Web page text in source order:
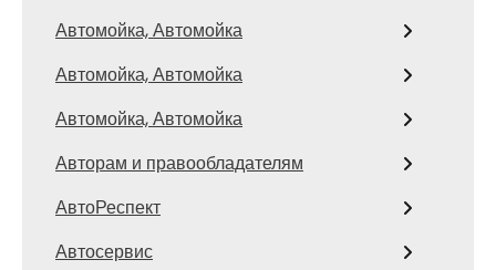
Автомойка, Автомойка
Автомойка, Автомойка
Автомойка, Автомойка
Авторам и правообладателям
АвтоРеспект
Автосервис